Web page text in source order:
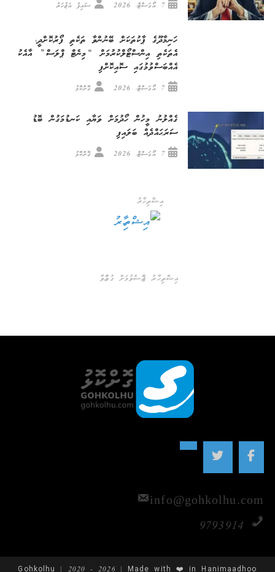
7 އޯގަސްޓް، 2026 ސައިފު އަޒުހަރު
ހަނިމާދޫގެ ޕާކުތަކަށް ބޭނުންވާ ތަކެތި ފޯރުކޮށްދީ،
އެތަކެތި އިންސްޓޯލްކުރުމަށް “މިނެޓް ޕްލަސް” އާއެކު
އެއްބަސްވުމުގައި ސޮއިކޮށްފި
7 އޯގަސްޓް، 2026 ގޮށްކޮޅު
ގެއްލުނު މީހުން ހޯދުމަށް ވަޔާއި ކަނޑުމަގުން ބޮޑު
ސަރަޙައްދެއް ބަލައިފި
7 އޯގަސްޓް، 2026 ގޮށްކޮޅު
އިޝްތިހާރު
އިޝްތިހާރު ޖެއްސެވުމަށް ގުޅުއްވާ
info@gohkolhu.com